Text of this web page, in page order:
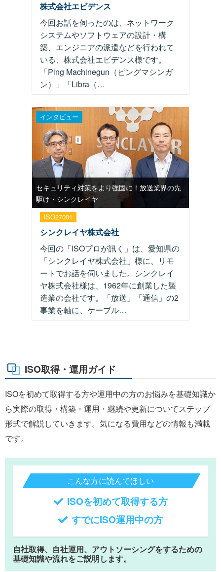
株式会社エビデンス
今回お話を伺ったのは、ネットワーク
システムやソフトウェアの設計・構
築、エンジニアの派遣などを行われて
いる、株式会社エビデンス様です。
「Ping Machinegun（ピングマシンガ
ン）」「Libra（…
インタビュー
セキュリティ対策をより強固に！放送業界の先
駆け・シンクレイヤ
ISO27001
シンクレイヤ株式会社
今回の「ISOプロが訊く」は、愛知県の
「シンクレイヤ株式会社」様に、リモ
ートでお話を伺いました。シンクレイ
ヤ株式会社様は、1962年に創業した製
造業の会社です。「放送」「通信」の2
事業を軸に、ケーブル…
ISO取得・運用ガイド
ISOを初めて取得する方や運用中の方のお悩みを基礎知識か
ら実際の取得・構築・運用・継続や更新についてステップ
形式で解説していきます。気になる費用などの情報も満載
です。
こんな方に読んでほしい
ISOを初めて取得する方
すでにISO運用中の方
自社取得、自社運用、アウトソーシングをするための
基礎知識や流れをご説明します。